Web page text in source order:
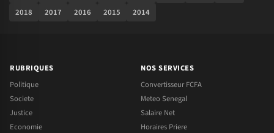
2018
2017 2016 2015 2014
RUBRIQUES
Politique
Societe
Justice
Economie
NOS SERVICES
Convertisseur FCFA
Meteo Senegal
Salaire Net
Horaires Priere